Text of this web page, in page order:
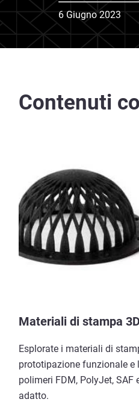
6 Giugno 2023
Contenuti
Materiali di stampa
Esplorate i materiali di
prototipazione funzionale e
polimeri FDM, PolyJet, SAF
adatto.